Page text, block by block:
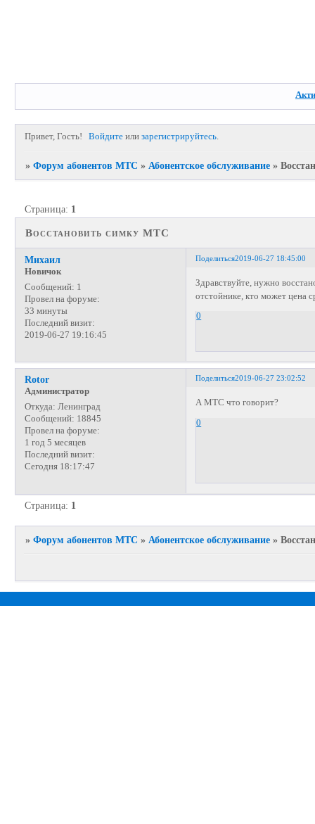
Привет, Гость! Войдите илизарегистрируйтесь.
»Форум абонентов МТС » Абонентское обслуживание »
Восстановить симку МТС
Страница: 1
Поделиться2019-06-27 18:45:00
Михаил
Новичок
Сообщений: 1
Провел на форуме:
33 минуты
Последний визит:
2019-06-27 19:16:45
Здравствуйте, нужно
отстойнике, кто может цена
0
Поделиться2019-06-27 23:02:52
Rotor
Администратор
Откуда: Ленинград
Сообщений: 18845
Провел на форуме:
1 год 5 месяцев
Последний визит:
Сегодня 18:17:47
А МТС что говорит?
0
Страница: 1
»Форум абонентов МТС »Абонентское обслуживание »